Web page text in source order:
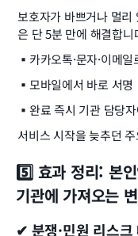
보호자가 바쁘거나 멀리
은 단 5분 만에 해결합니
▪️ 카카오톡·문자·이메
▪️ 모바일에서 바로 서명
▪️ 완료 즉시 기관 담당
서비스 시작을 늦추던
5️⃣ 효과 정리: 본
기관에 가져오는
✔ 분쟁·민원 리스크